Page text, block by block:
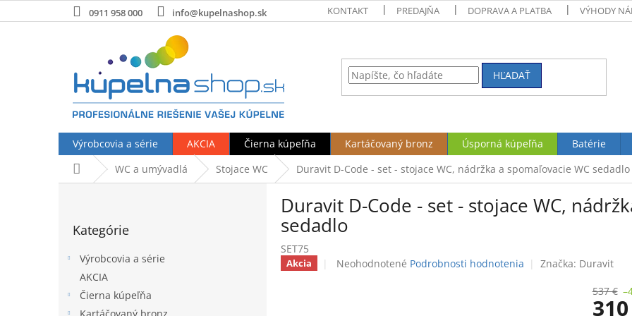
na
0911 958 000 info@kupelnashop.sk KONTAKT PREDAJŇA DOPRAVA A PLATBA VÝHODY
HĽADAŤ
Výrobcovia a série AKCIA Čierna kúpeľňa Kartáčovaný bronz Úsporná kúpeľňa Batérie
DomovWC a umývadlá Stojace WC Duravit D-Code - set - stojace WC, nádržka a spomaľovacie WC sedadlo
kategórie
Kategórie
Výrobcovia a série
AKCIA
Čierna kúpeľňa
Duravit D-Code - set - stojace WC,
sedadlo
SET75
Akcia
Priemerné
Neohodnotené Podrobnosti hodnotenia Značka: Duravit
537 €